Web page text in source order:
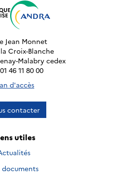
Jean Monnet
Croix-Blanche
Malabry cedex
46 11 80 00
d'accès
contacter
utiles
documents